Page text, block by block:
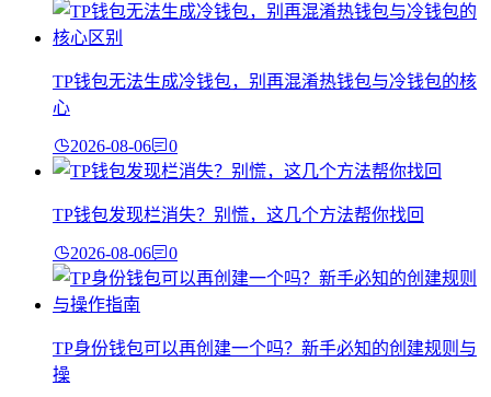
TP钱包无法生成冷钱包，别再混淆热钱包与冷钱包的核
心
2026-08-06 0
TP钱包发现栏消失？别慌，这几个方法帮你找回
2026-08-06 0
TP身份钱包可以再创建一个吗？新手必知的创建规则与
操